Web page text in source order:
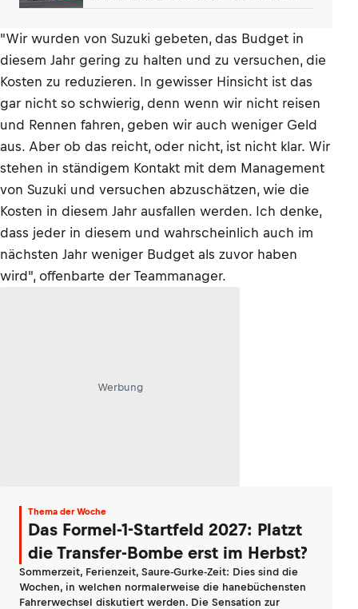
"Wir wurden von Suzuki gebeten, das Budget in
diesem Jahr gering zu halten und zu versuchen, die
Kosten zu reduzieren. In gewisser Hinsicht ist das
gar nicht so schwierig, denn wenn wir nicht reisen
und Rennen fahren, geben wir auch weniger Geld
aus. Aber ob das reicht, oder nicht, ist nicht klar. Wir
stehen in ständigem Kontakt mit dem Management
von Suzuki und versuchen abzuschätzen, wie die
Kosten in diesem Jahr ausfallen werden. Ich denke,
dass jeder in diesem und wahrscheinlich auch im
nächsten Jahr weniger Budget als zuvor haben
wird", offenbarte der Teammanager.
Werbung
Thema der Woche
Das Formel-1-Startfeld 2027: Platzt
die Transfer-Bombe erst im Herbst?
Sommerzeit, Ferienzeit, Saure-Gurke-Zeit: Dies sind die
Wochen, in welchen normalerweise die hanebüchensten
Fahrerwechsel diskutiert werden. Die Sensation zur